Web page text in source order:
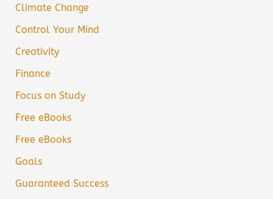
Climate Change
Control Your Mind
Creativity
Finance
Focus on Study
Free eBooks
Free eBooks
Goals
Guaranteed Success